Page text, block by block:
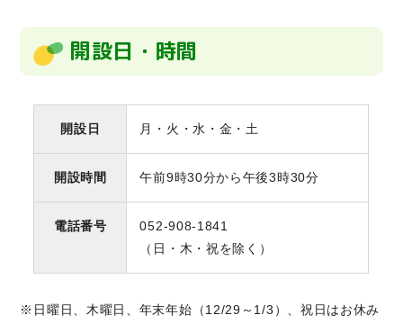
開設日・時間
開設日 月・火・水・金・土
開設時間 午前9時30分から午後3時30分
電話番号
052-908-1841
（日・木・祝を除く）
※日曜日、木曜日、年末年始（12/29～1/3）、祝日はお休み